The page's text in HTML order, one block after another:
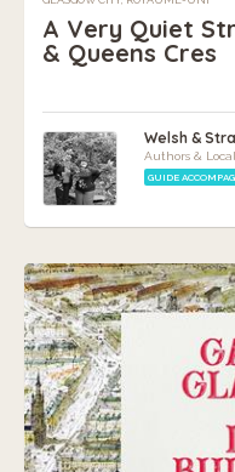
A Very Quiet
& Queens Cres
Welsh &
Authors &
GUIDE